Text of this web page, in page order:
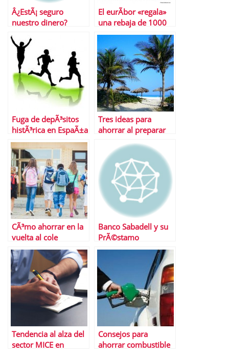
Â¿EstÃ¡ seguro
nuestro dinero?
El eurÃ­bor «regala»
una rebaja de 1000
euros a las hipotecas
Fuga de depÃ³sitos
histÃ³rica en EspaÃ±a
Tres ideas para
ahorrar al preparar
CÃ³mo ahorrar en la
vuelta al cole
Banco Sabadell y su
PrÃ©stamo
ExpansiÃ³n, una
buena opciÃ³n para
tu financiaciÃ³n
Tendencia al alza del
sector MICE en
Consejos para
ahorrar combustible